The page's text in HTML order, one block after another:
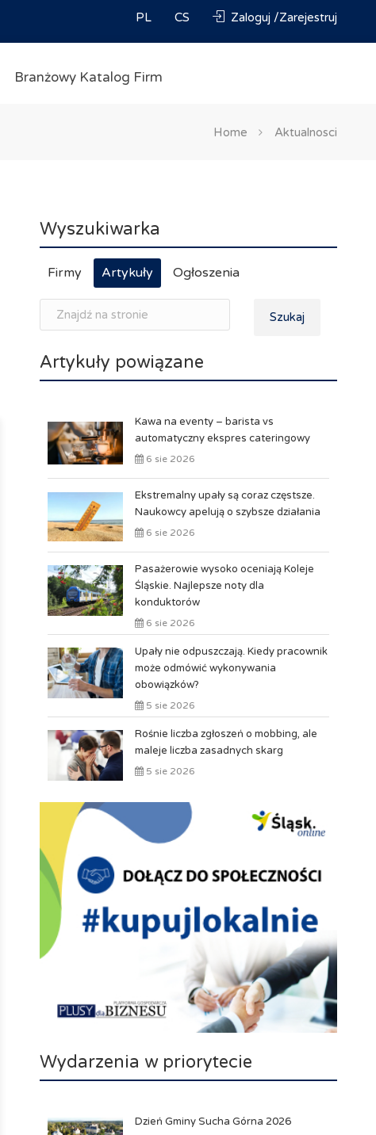
PL CS Zaloguj /Zarejestruj
Branżowy Katalog Firm
Home Aktualnosci
Wyszukiwarka
Firmy Artykuły Ogłoszenia
Szukaj
Artykuły powiązane
Kawa na eventy – barista vs
automatyczny ekspres cateringowy
6 sie 2026
Ekstremalny upały są coraz częstsze.
Naukowcy apelują o szybsze działania
6 sie 2026
Pasażerowie wysoko oceniają Koleje
Śląskie. Najlepsze noty dla
konduktorów
6 sie 2026
Upały nie odpuszczają. Kiedy pracownik
może odmówić wykonywania
obowiązków?
5 sie 2026
Rośnie liczba zgłoszeń o mobbing, ale
maleje liczba zasadnych skarg
5 sie 2026
Wydarzenia w priorytecie
Dzień Gminy Sucha Górna 2026